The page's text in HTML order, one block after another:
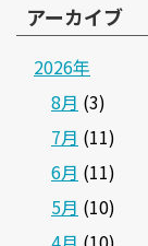
アーカイブ
2026年
8月 (3)
7月 (11)
6月 (11)
5月 (10)